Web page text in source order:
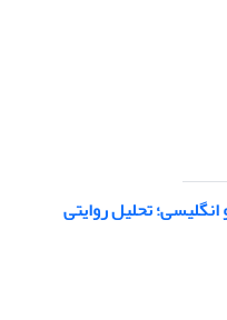
تحلیل روایتی